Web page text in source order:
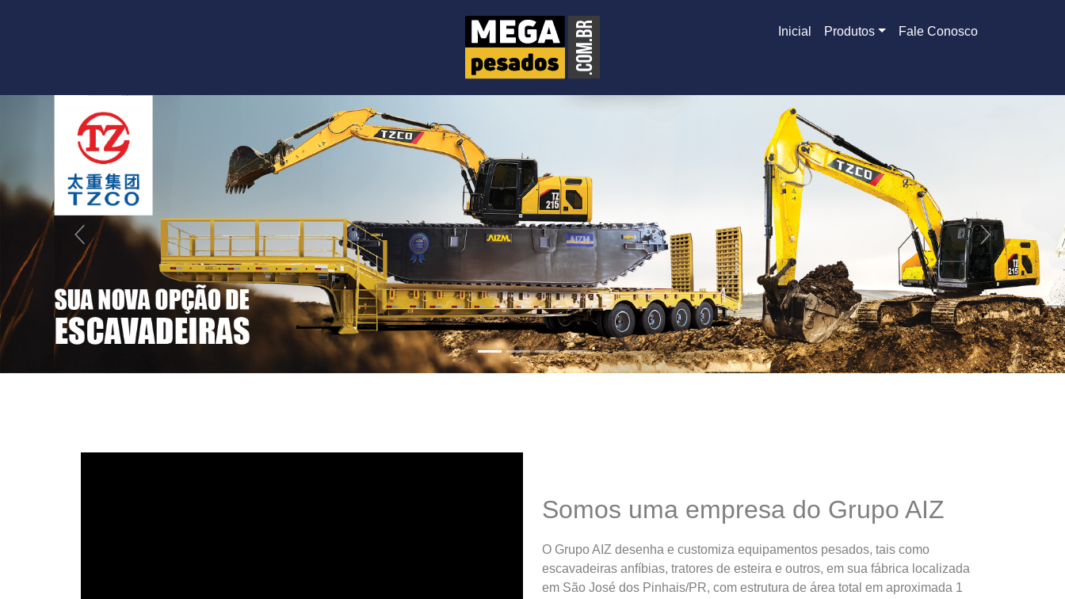
Inicial Produtos Fale Conosco
Previous Next
Somos uma empresa do Grupo AIZ
O Grupo AIZ desenha e customiza equipamentos pesados, tais como
escavadeiras anfíbias, tratores de esteira e outros, em sua fábrica localizada
em São José dos Pinhais/PR, com estrutura de área total em aproximada 1